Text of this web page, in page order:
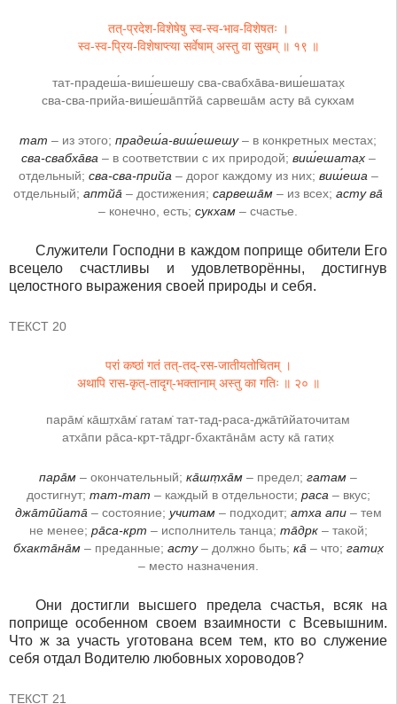
तत्-प्रदेश-विशेषेषु स्व-स्व-भाव-विशेषतः ।
स्व-स्व-प्रिय-विशेषाप्त्या सर्वेषाम् अस्तु वा सुखम् ॥ १९ ॥
тат-прадеш́а-виш́ешешу сва-свабха̄ва-виш́ешатах̣
сва-сва-прийа-виш́еша̄птйа̄ сарвеша̄м асту ва̄ сукхам
тат – из этого; прадеш́а-виш́ешешу– в конкретных местах;
сва-свабха̄ва – в соответствии с их природой; виш́ешатах̣–
отдельный; сва-сва-прийа – дорог каждому из них; виш́еша –
отдельный; аптйа̄ – достижения; сарвеша̄м – из всех; асту ва̄
– конечно, есть; сукхам – счастье.
Служители Господни в каждом поприще обители Его
всецело счастливы и удовлетворённы, достигнув
целостного выражения своей природы и себя.
ТЕКСТ 20
परां कष्ठां गतं तत्-तद्-रस-जातीयतोचितम् ।
अथापि रास-कृत्-तादृग्-भक्तानाम् अस्तु का गतिः ॥ २० ॥
пара̄м̇ ка̄шт̣ха̄м̇ гатам̇ тат-тад-раса-джа̄тӣйаточитам
атха̄пи ра̄са-кр̣т-та̄др̣г-бхакта̄на̄м асту ка̄ гатих̣
пара̄м – окончательный; ка̄шт̣ха̄м – предел; гатам –
достигнут; тат-тат – каждый в отдельности; раса – вкус;
джа̄тӣйата̄ – состояние; учитам– подходит; атха апи– тем
не менее; ра̄са-кр̣т – исполнитель танца; та̄др̣к– такой;
бхакта̄на̄м– преданные; асту– должно быть; ка̄ – что; гатих̣
– место назначения.
Они достигли высшего предела счастья, всяк на
поприще особенном своем взаимности с Всевышним.
Что ж за участь уготована всем тем, кто во служение
себя отдал Водителю любовных хороводов?
ТЕКСТ 21